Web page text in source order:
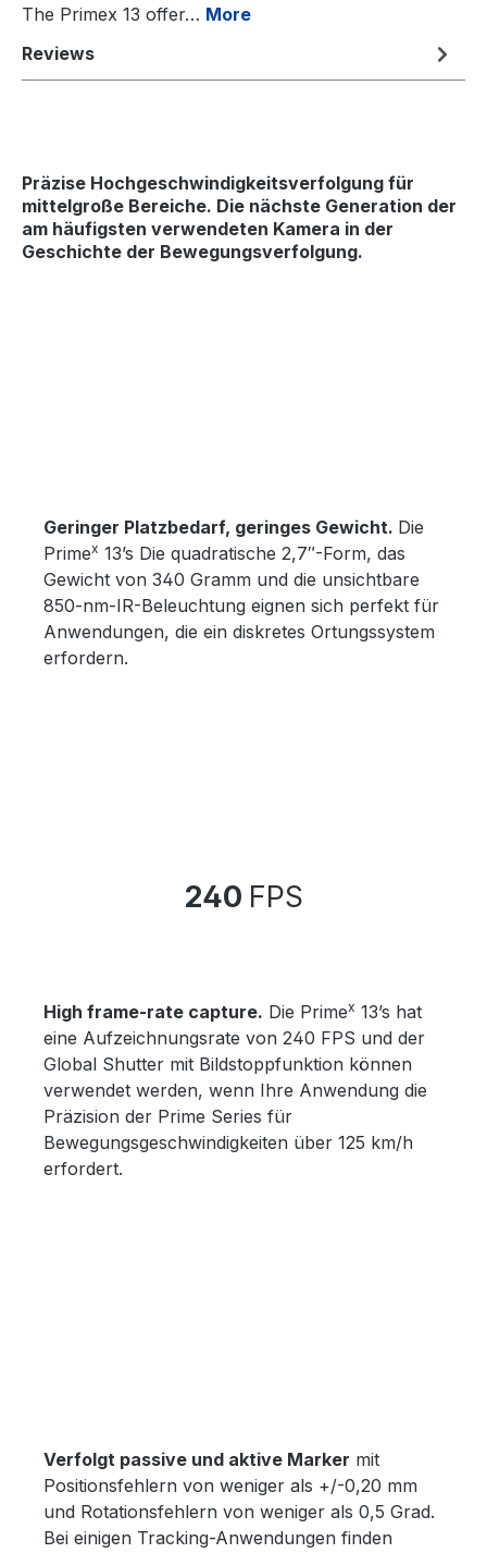
The Primex 13 offer… More
Reviews
Präzise Hochgeschwindigkeitsverfolgung für
mittelgroße Bereiche. Die nächste Generation der
am häufigsten verwendeten Kamera in der
Geschichte der Bewegungsverfolgung.
Geringer Platzbedarf, geringes Gewicht. Die
Primex 13’s Die quadratische 2,7″-Form, das
Gewicht von 340 Gramm und die unsichtbare
850-nm-IR-Beleuchtung eignen sich perfekt für
Anwendungen, die ein diskretes Ortungssystem
erfordern.
240 FPS
High frame-rate capture. Die Primex 13’s hat
eine Aufzeichnungsrate von 240 FPS und der
Global Shutter mit Bildstoppfunktion können
verwendet werden, wenn Ihre Anwendung die
Präzision der Prime Series für
Bewegungsgeschwindigkeiten über 125 km/h
erfordert.
Verfolgt passive und aktive Marker mit
Positionsfehlern von weniger als +/-0,20 mm
und Rotationsfehlern von weniger als 0,5 Grad.
Bei einigen Tracking-Anwendungen finden